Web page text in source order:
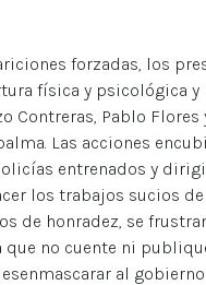
forzadas, los
física y psicológica y
Contreras, Pablo Flores
Las acciones
entrenados y
los trabajos sucios del
de honradez, se
no cuente ni
al